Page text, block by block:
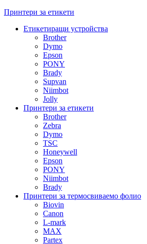
Принтери за етикети
Етикетиращи устройства
Brother
Dymo
Epson
PONY
Brady
Supvan
Niimbot
Jolly
Принтери за етикети
Brother
Zebra
Dymo
TSC
Honeywell
Epson
PONY
Niimbot
Brady
Принтери за термосвиваемо фолио
Biovin
Canon
L-mark
MAX
Partex